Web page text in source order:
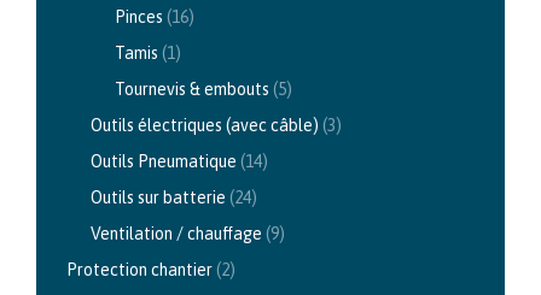
Pinces (16)
Tamis (1)
Tournevis & embouts (5)
Outils électriques (avec câble) (3)
Outils Pneumatique (14)
Outils sur batterie (24)
Ventilation / chauffage (9)
Protection chantier(2)